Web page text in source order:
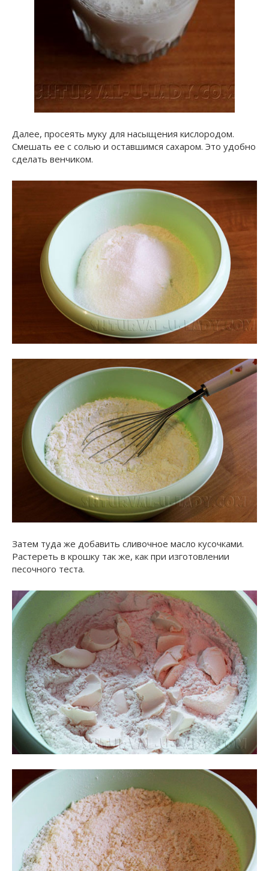
Далее, просеять муку для насыщения кислородом.
Смешать ее с солью и оставшимся сахаром. Это удобно
сделать венчиком.
Затем туда же добавить сливочное масло кусочками.
Растереть в крошку так же, как при изготовлении
песочного теста.